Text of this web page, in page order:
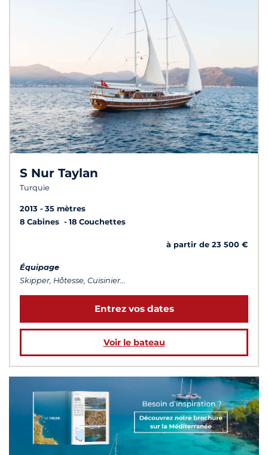
S Nur Taylan
Turquie
2013
35 mètres
8 Cabines
18 Couchettes
à partir de 23 500 €
Équipage
Skipper, Hôtesse, Cuisinier...
Entrez vos dates
Voir le bateau